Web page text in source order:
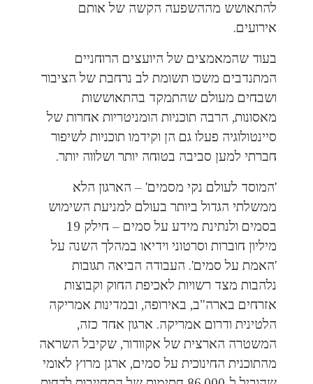
להתאושש מההשפעה הקשה של אותם
אירועים.
בעוד שהמאמצים של היועצים הרוחניים
המתנדבים משכו תשומת לב נרחבת של הציבור
ושבחים מעולם שהתמקד בהתאוששות
מאסונות, הרבה תוכניות הומניטריות אחרות של
סיינטולוגיה פעלו גם הן וקידמו תוכניות לשיפור
חברתי למען סביבה בטוחה יותר ושלווה יותר.
'המוסד לעולם נקי מסמים' – הארגון הלא
ממשלתי הגדול ביותר בעולם למניעת השימוש
בסמים ולנתינת מידע על סמים – חילק 19
מיליון חוברות וסרטוני וידיאו במהלך השנה על
'האמת על סמים'. העבודה הביאה תגובות
נלהבות מצד רשויות לאכיפת החוק וקבוצות
אזרחים בארה"ב, באירופה, ובמדינות אמריקה
הלטינית ודרום אמריקה. ארגון אחד כזה,
המשטרה הארצית של אקוודור, שקיבל השראה
מהתוכנית החינוכית על סמים, ארגן מרוץ לאומי